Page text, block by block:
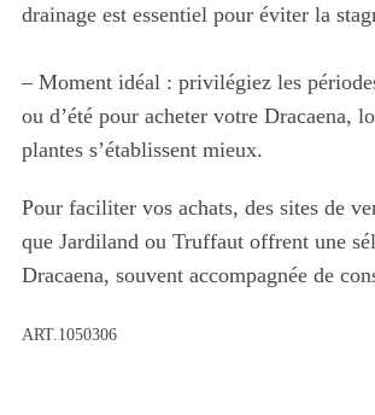
drainage est essentiel pour éviter la
– Moment idéal : privilégiez les
ou d’été pour acheter votre Dracaena,
plantes s’établissent mieux.
Pour faciliter vos achats, des sites de
que Jardiland ou Truffaut offrent une
Dracaena, souvent accompagnée de
ART.1050306
S
e
r
f
r